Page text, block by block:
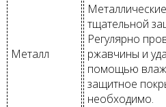
Металл
тщательной
Регулярно
ржавчины и
помощью
защитное
необходимо.